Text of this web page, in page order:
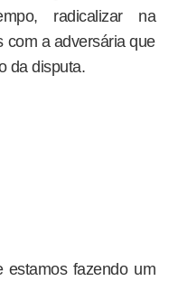
radicalizar na
com a adversária que
da disputa.
estamos fazendo um